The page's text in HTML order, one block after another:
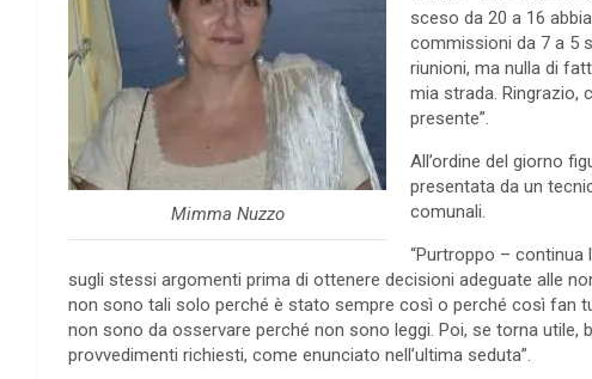
Mimma Nuzzo
sceso da 20 a 16
commissioni da 7 a 5
riunioni, ma nulla di
mia strada. Ringrazio,
presente”.
All’ordine del giorno
presentata da un
comunali.
“Purtroppo – continua
sugli stessi argomenti prima di ottenere decisioni adeguate alle
non sono tali solo perché è stato sempre così o perché così fan
non sono da osservare perché non sono leggi. Poi, se torna
provvedimenti richiesti, come enunciato nell’ultima seduta”.